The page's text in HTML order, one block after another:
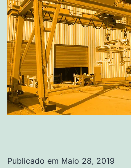
Publicado em Maio 28, 2019